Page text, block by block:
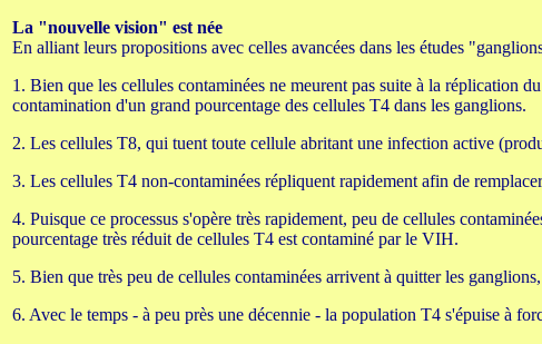
La "nouvelle vision" est née
En alliant leurs propositions avec celles avancées dans les études
1. Bien que les cellules contaminées ne meurent pas suite à la réplication
contamination d'un grand pourcentage des cellules T4 dans les ganglions.
2. Les cellules T8, qui tuent toute cellule abritant une infection active
3. Les cellules T4 non-contaminées répliquent rapidement afin de
4. Puisque ce processus s'opère très rapidement, peu de cellules
pourcentage très réduit de cellules T4 est contaminé par le VIH.
5. Bien que très peu de cellules contaminées arrivent à quitter les
6. Avec le temps - à peu près une décennie - la population T4 s'épuise à